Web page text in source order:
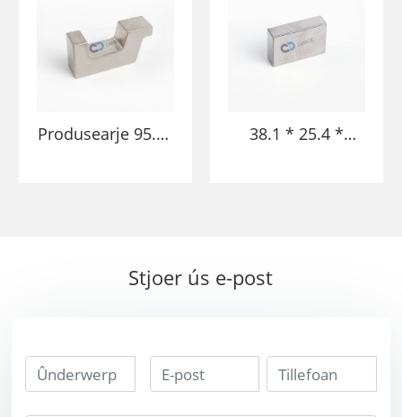
buckingbalke foar
fleantúch
Alloy Bars
Produsearje 95.25
BERKING BAND
38.1 * 25.4 *
HEAVY ALLY
BEDUBSTER
Stjoer ús e-post